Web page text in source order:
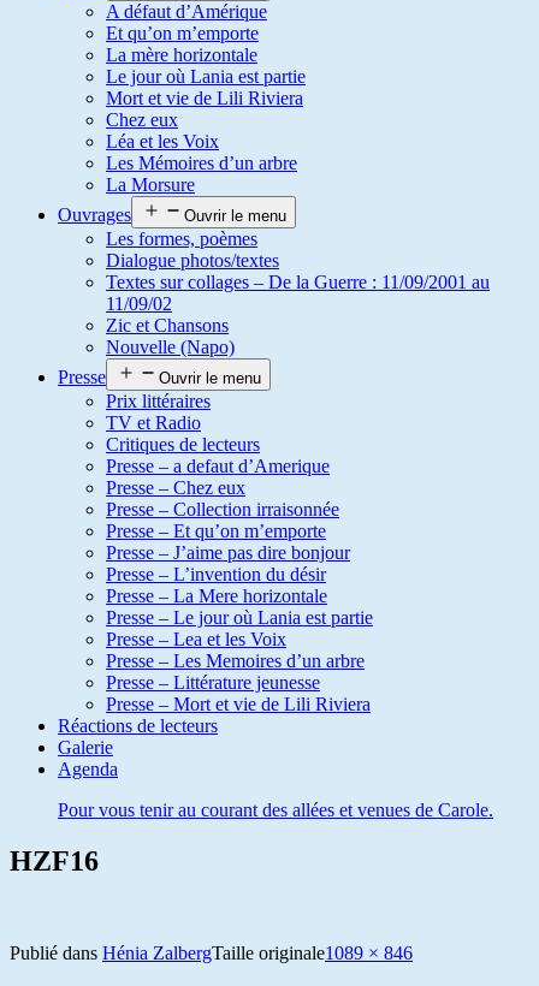
A défaut d’Amérique
Et qu’on m’emporte
La mère horizontale
Le jour où Lania est partie
Mort et vie de Lili Riviera
Chez eux
Léa et les Voix
Les Mémoires d’un arbre
La Morsure
Ouvrages
Ouvrir le menu
Les formes, poèmes
Dialogue photos/textes
Textes sur collages – De la Guerre : 11/09/2001 au
11/09/02
Zic et Chansons
Nouvelle (Napo)
Presse
Ouvrir le menu
Prix littéraires
TV et Radio
Critiques de lecteurs
Presse – a defaut d’Amerique
Presse – Chez eux
Presse – Collection irraisonnée
Presse – Et qu’on m’emporte
Presse – J’aime pas dire bonjour
Presse – L’invention du désir
Presse – La Mere horizontale
Presse – Le jour où Lania est partie
Presse – Lea et les Voix
Presse – Les Memoires d’un arbre
Presse – Littérature jeunesse
Presse – Mort et vie de Lili Riviera
Réactions de lecteurs
Galerie
Agenda
Pour vous tenir au courant des allées et venues de Carole.
HZF16
Publié dans Hénia ZalbergTaille originale1089 × 846